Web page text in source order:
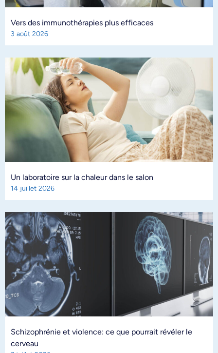
Vers des immunothérapies plus efficaces
3 août 2026
Un laboratoire sur la chaleur dans le salon
14 juillet 2026
Schizophrénie et violence: ce que pourrait révéler le
cerveau